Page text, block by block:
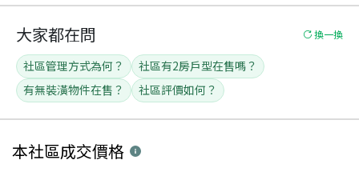
大家都在問 換一換
社區管理方式為何？
社區有2房戶型在售嗎？
有無裝潢物件在售？
社區評價如何？
本社區成交價格